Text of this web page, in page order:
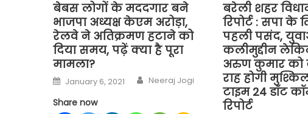
बेबस लोगों के मददगार बने
भाजपा अध्यक्ष केएम अरोड़ा,
रेलवे ने अतिक्रमण हटाने को
दिया समय, पढ़ें क्या है पूरा
मामला?
Posted
on
January 6, 2021 Author
Neeraj Jogi
Share now
बरेली शहर
रिपोर्ट : सपा के
पहली पसंद,
कलीमुद्दीन
अरुण कुमार को
राह होगी
टाइम 24 डॉट
रिपोर्ट